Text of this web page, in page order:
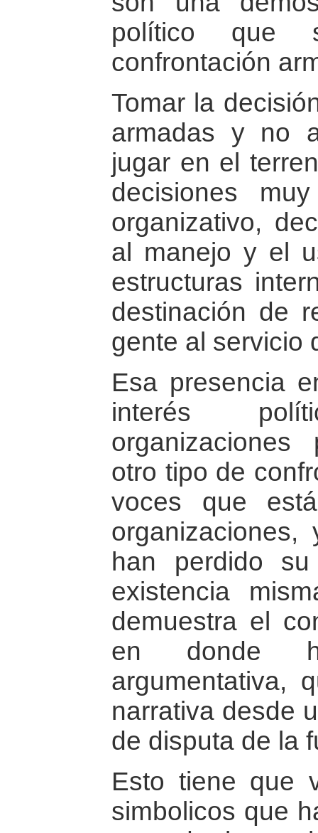
político que
confrontación
Tomar la
armadas y no
jugar en el
decisiones
organizativo,
al manejo y el
estructuras
destinación de
gente al servicio
Esa presencia
interés
otro tipo de
voces que
han perdido
existencia
demuestra el
en donde
argumentativa,
narrativa desde
de disputa de la
Esto tiene que
simbolicos que